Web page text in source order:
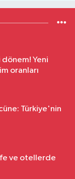
dönem! Yeni
oranları
Türkiye'nin
ve otellerde